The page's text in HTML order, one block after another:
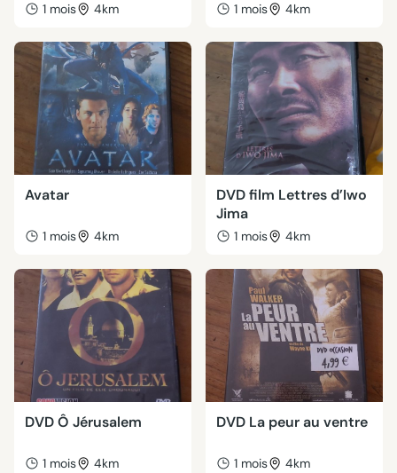
1 mois 4km 1 mois 4km
Avatar
1 mois 4km
DVD film Lettres d’Iwo
Jima
1 mois 4km
DVD Ô Jérusalem
1 mois 4km
DVD La peur au ventre
1 mois 4km